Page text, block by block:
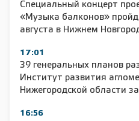
Специальный концерт
«Музыка балконов»
августа в Нижнем
17:01
39 генеральных планов
Институт развития
Нижегородской области
16:56